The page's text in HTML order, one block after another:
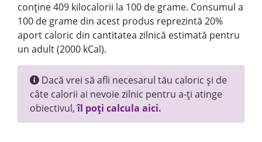
conține 409 kilocalorii la 100 de grame. Consumul a
100 de grame din acest produs reprezintă 20%
aport caloric din cantitatea zilnică estimată pentru
un adult (2000 kCal).
Dacă vrei să afli necesarul tău caloric și de
câte calorii ai nevoie zilnic pentru a-ți atinge
obiectivul,îl poți calcula aici.